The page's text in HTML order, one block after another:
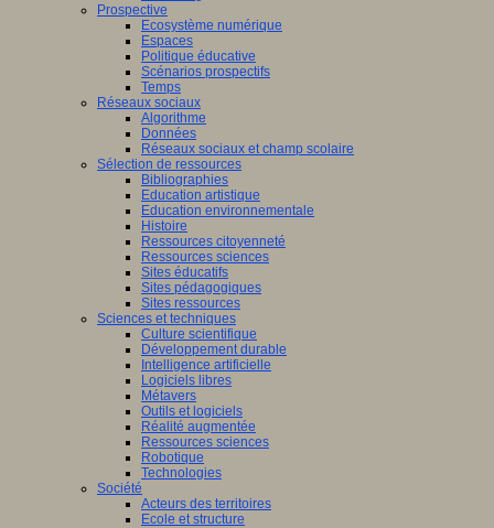
Prospective
Ecosystème numérique
Espaces
Politique éducative
Scénarios prospectifs
Temps
Réseaux sociaux
Algorithme
Données
Réseaux sociaux et champ scolaire
Sélection de ressources
Bibliographies
Education artistique
Education environnementale
Histoire
Ressources citoyenneté
Ressources sciences
Sites éducatifs
Sites pédagogiques
Sites ressources
Sciences et techniques
Culture scientifique
Développement durable
Intelligence artificielle
Logiciels libres
Métavers
Outils et logiciels
Réalité augmentée
Ressources sciences
Robotique
Technologies
Société
Acteurs des territoires
Ecole et structure